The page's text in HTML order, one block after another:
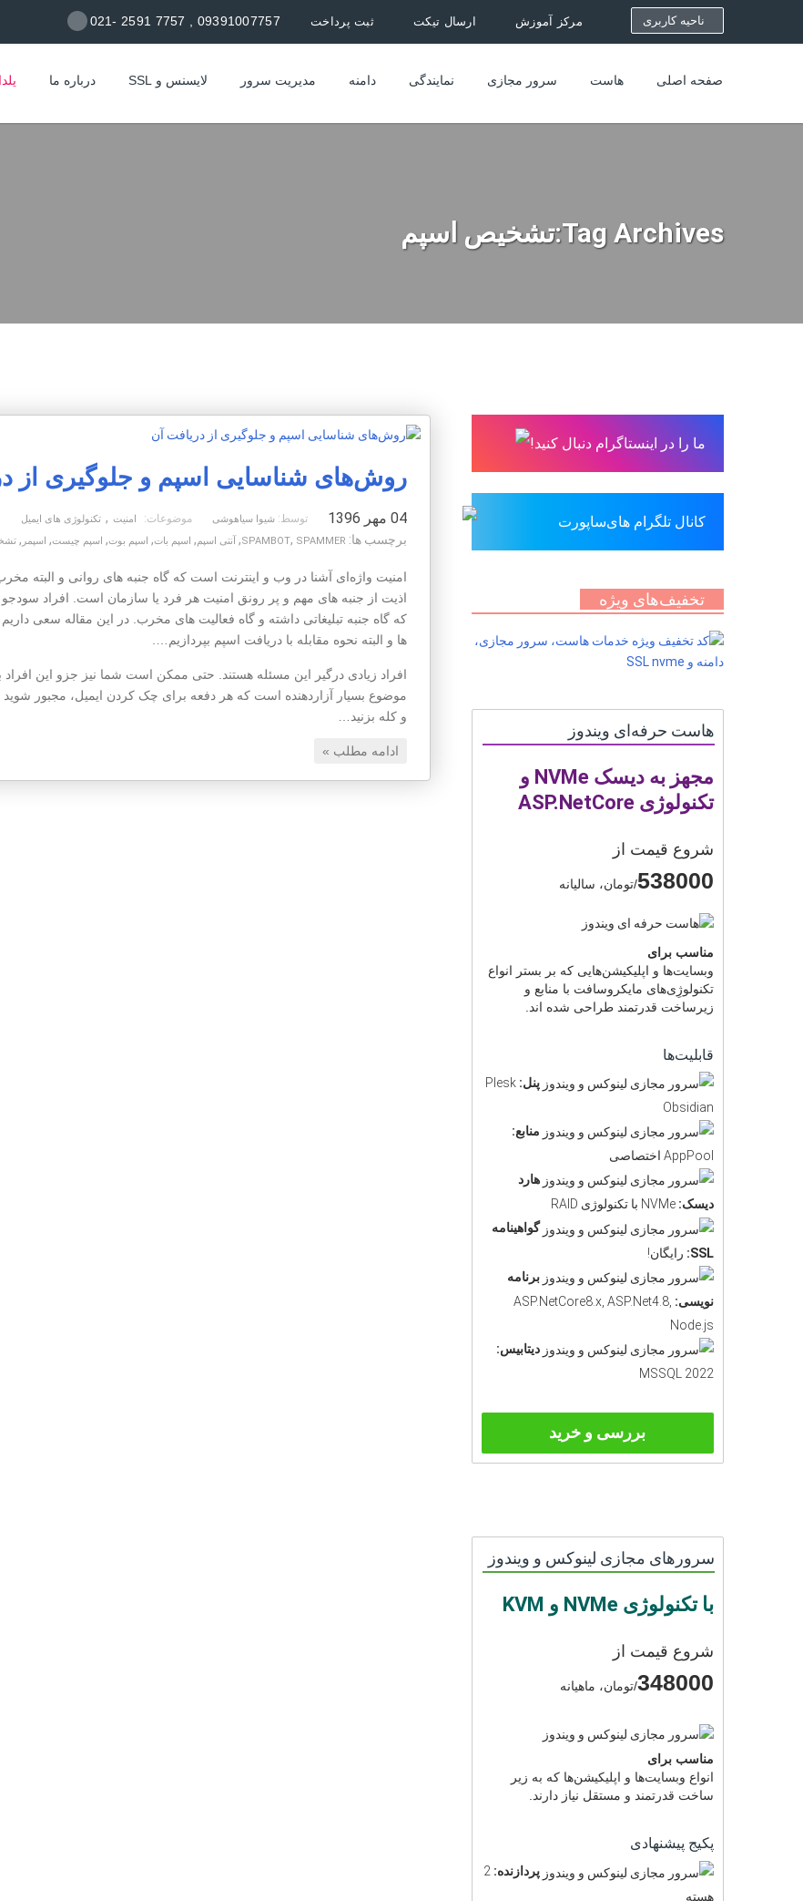
ناحیه کاربری 09391007757 , 7757 2591 -021 ثبت پرداخت ارسال تیکت مرکز آموزش
صفحه اصلی هاست سرور مجازی نمایندگی دامنه مدیریت سرور لایسنس و SSL درباره ما یلدا 1404
Tag Archives:تشخیص اسپم
روش‌های شناسایی اسپم و جلوگیری از
04 مهر 1396 توسط:شیوا سیاهوشی موضوعات: امنیت , تکنولوژی های ایمیل
برچسب ها: SPAMBOT, SPAMMER
,آنتی اسپم , اسپم بات, اسپم بوت, اسپم چیست, اسپمر ,
امنیت واژه‌ای آشنا در وب و اینترنت است که گاه جنبه های روانی و البته
اذیت از جنبه های مهم و پر رونق امنیت هر فرد یا سازمان است. افراد سودجو
که گاه جنبه تبلیغاتی داشته و گاه فعالیت های مخرب. در این مقاله سعی
ها و البته نحوه مقابله با دریافت اسپم بپردازیم….
افراد زیادی درگیر این مسئله هستند. حتی ممکن است شما نیز جزو این افراد
موضوع بسیار آزاردهنده است که هر دفعه برای چک کردن ایمیل، مجبور شوید
و کله بزنید…
ادامه مطلب »
ما را در اینستاگرام دنبال کنید!
کانال تلگرام های‌ساپورت
تخفیف‌های ویژه
هاست حرفه‌ای ویندوز
مجهز به دیسک NVMe و
تکنولوژی ASP.NetCore
شروع قیمت از
538000/تومان، سالیانه
مناسب برای
وبسایت‌ها و اپلیکیشن‌هایی که بر بستر انواع
تکنولوژِی‌های مایکروسافت با منابع و
زیرساخت قدرتمند طراحی شده اند.
قابلیت‌ها
پنل: Plesk
Obsidian
منابع:
AppPool اختصاصی
هارد
دیسک:
گواهینامه
SSL: رایگان!
برنامه
نویسی: ASP.NetCore8.x, ASP.Net4.8,
Node.js
دیتابیس:
MSSQL 2022
بررسی و خرید
سرورهای مجازی لینوکس و ویندوز
با تکنولوژی NVMe و KVM
شروع قیمت از
348000/تومان، ماهیانه
مناسب برای
انواع وبسایت‌ها و اپلیکیشن‌ها که به زیر
ساخت قدرتمند و مستقل نیاز دارند.
پکیج پیشنهادی
پردازنده: 2
هسته